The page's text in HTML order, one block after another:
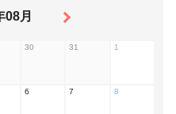
08月
30 31 1
6 7 8